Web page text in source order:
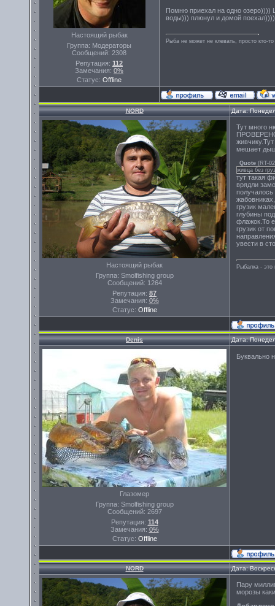
Настоящий рыбак
Группа: Модераторы
Сообщений: 2308
Репутация: 112
Замечания: 0%
Статус: Offline
Помню приехал на одно озеро))))
воды))) плюнул и домой
Рыба не может не клевать, просто кто-
NORD Дата:
Настоящий рыбак
Группа: Smolfishing group
Сообщений: 1264
Репутация: 87
Замечания: 0%
Статус: Offline
Тут много
мешает
Quote (RT-02
живца без
тут такая
врядли
грузик
глубины
флажок.То
грузик от
увести в
Рыбалка -
Denis Дата:
Глазомер
Группа: Smolfishing group
Сообщений: 2697
Репутация: 114
Замечания: 0%
Статус: Offline
Буквально
NORD Дата:
Пару
морозы